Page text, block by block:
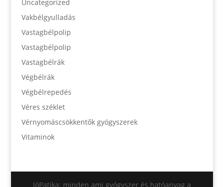
Uncategorized
Vakbélgyulladás
Vastagbélpolip
Vastagbélpolip
Vastagbélrák
Végbélrák
Végbélrepedés
Véres széklet
Vérnyomáscsökkentők gyógyszerek
Vitaminok
JóPatika: minden ami gyógyszer és hatóanyag a